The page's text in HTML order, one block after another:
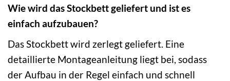
Wie wird das Stockbett geliefert und ist es
einfach aufzubauen?
Das Stockbett wird zerlegt geliefert. Eine
detaillierte Montageanleitung liegt bei, sodass
der Aufbau in der Regel einfach und schnell